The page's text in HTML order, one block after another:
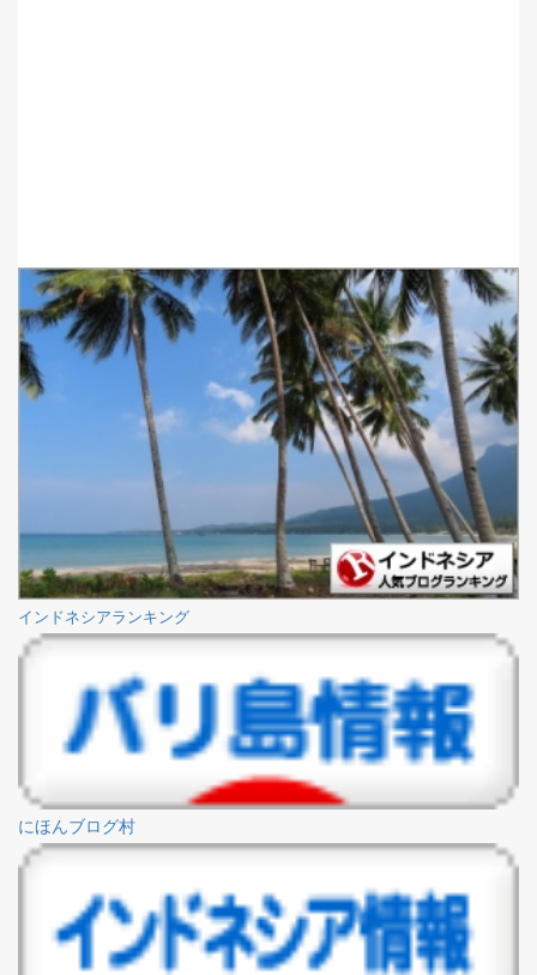
インドネシアランキング
にほんブログ村